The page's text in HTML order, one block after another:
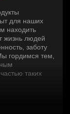
для наших
находить
жизнь людей
заботу
гордимся тем,
таких